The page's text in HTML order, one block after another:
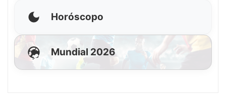
Horóscopo
Mundial 2026